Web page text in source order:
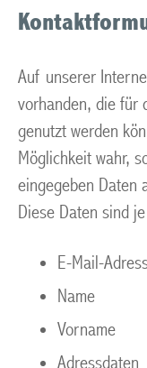
Auf unserer
vorhanden, die für
genutzt werden
Möglichkeit wahr,
eingegeben Daten
Diese Daten sind
E-Mail-
Name
Vorname
Adressdaten